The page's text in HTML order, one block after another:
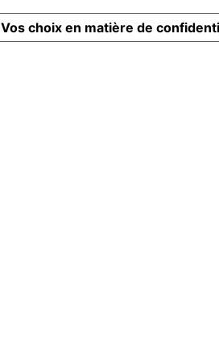
Vos choix en matière de